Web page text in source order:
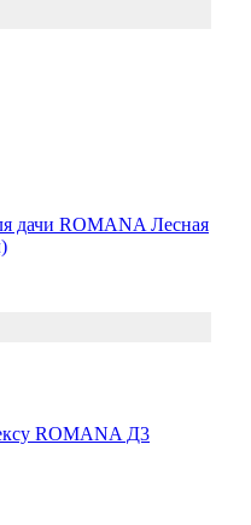
дачи ROMANA Лесная
ROMANA Д3